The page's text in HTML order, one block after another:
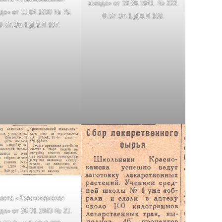
от 11.04.1939 № 75.
звезда» от 19.09.1941. № 222.
Ф.57.Оп.1.Д.9.Л.100.
«Краснокамская
от 26.01.1943 № 21.